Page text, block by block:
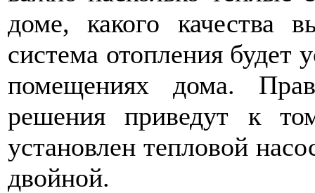
доме, какого качества
система отопления будет
помещениях дома.
решения приведут к
установлен тепловой
двойной.